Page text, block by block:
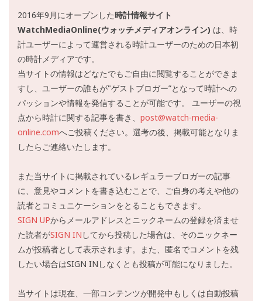
2016年9月にオープンした時計情報サイト
WatchMediaOnline(ウォッチメディアオンライン) は、時
計ユーザーによって運営される時計ユーザーのための日本初
の時計メディアです。
当サイトの情報はどなたでもご自由に閲覧することができま
すし、ユーザーの誰もが"ゲストブロガー”となって時計への
パッションや情報を発信することが可能です。 ユーザーの視
点から時計に関する記事を書き、 post@watch-media-
online.comへご投稿ください。選考の後、掲載可能となりま
したらご連絡いたします。
また当サイトに掲載されているレギュラーブロガーの記事
に、意見やコメントを書き込むことで、ご自身の考えや他の
読者とコミュニケーションをとることもできます。
SIGN UPからメールアドレスとニックネームの登録を済ませ
た読者がSIGN IN してから投稿した場合は、そのニックネー
ムが投稿者として表示されます。また、匿名でコメントを残
したい場合はSIGN INしなくとも投稿が可能になりました。
当サイトは現在、一部コンテンツが開発中もしくは自動投稿